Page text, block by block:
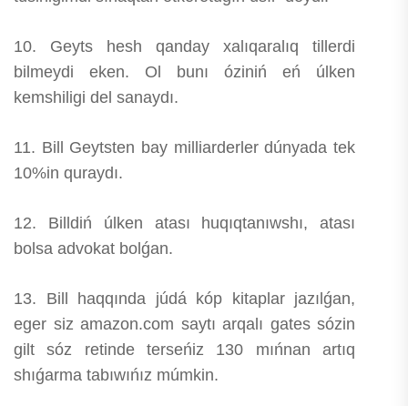
10. Geyts hesh qanday xalıqaralıq tillerdi
bilmeydi eken. Ol bunı óziniń eń úlken
kemshiligi del sanaydı.
11. Bill Geytsten bay milliarderler dúnyada tek
10%in quraydı.
12. Billdiń úlken atası huqıqtanıwshı, atası
bolsa advokat bolǵan.
13. Bill haqqında júdá kóp kitaplar jazılǵan,
eger siz amazon.com saytı arqalı gates sózin
gilt sóz retinde terseńiz 130 mıńnan artıq
shıǵarma tabıwıńız múmkin.